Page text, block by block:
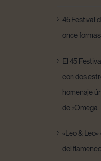
45 Festival
once
El 45
con dos
homenaje
de
«Leo &
del